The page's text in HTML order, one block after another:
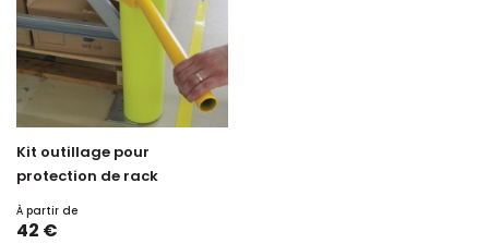
Kit outillage pour
protection de rack
À partir de
Prix
42 €